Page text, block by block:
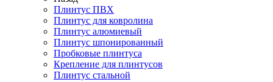
Плинтус ПВХ
Плинтус для ковролина
Плинтус алюмиевый
Плинтус шпонированный
Пробковые плинтуса
Крепление для плинтусов
Плинтус стальной